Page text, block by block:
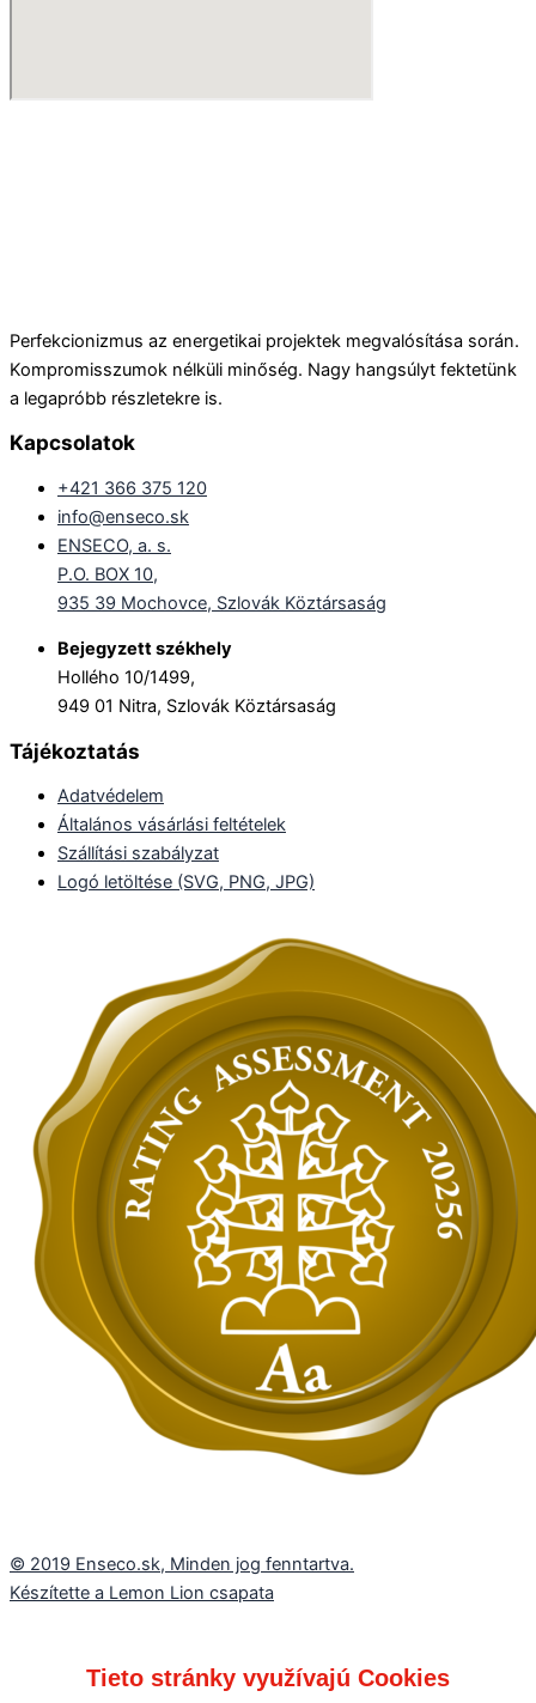
Perfekcionizmus az energetikai projektek megvalósítása során.
Kompromisszumok nélküli minőség. Nagy hangsúlyt fektetünk
a legapróbb részletekre is.
Kapcsolatok
+421 366 375 120
info@enseco.sk
ENSECO, a. s.
P.O. BOX 10,
935 39 Mochovce, Szlovák Köztársaság
Bejegyzett székhely
Hollého 10/1499,
949 01 Nitra, Szlovák Köztársaság
Tájékoztatás
Adatvédelem
Általános vásárlási feltételek
Szállítási szabályzat
Logó letöltése (SVG, PNG, JPG)
© 2019 Enseco.sk, Minden jog fenntartva.
Készítette a Lemon Lion csapata
Tieto stránky využívajú Cookies